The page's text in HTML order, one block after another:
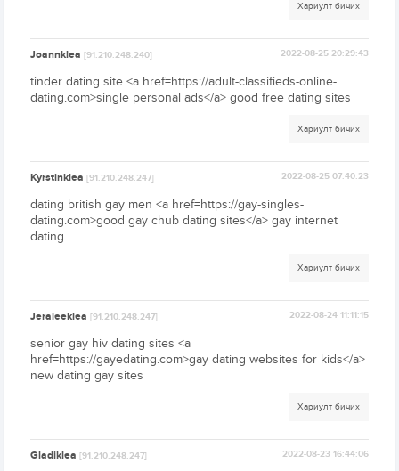
Хариулт бичих
Joannklea[91.210.248.240] 2022-08-25 20:29:43
tinder dating site <a href=https://adult-classifieds-online-
dating.com>single personal ads</a> good free dating sites
Хариулт бичих
Kyrstinklea[91.210.248.247] 2022-08-25 07:40:23
dating british gay men <a href=https://gay-singles-
dating.com>good gay chub dating sites</a> gay internet
dating
Хариулт бичих
Jeraleeklea[91.210.248.247] 2022-08-24 11:11:15
senior gay hiv dating sites <a
href=https://gayedating.com>gay dating websites for kids</a>
new dating gay sites
Хариулт бичих
Gladiklea[91.210.248.247] 2022-08-23 16:44:06